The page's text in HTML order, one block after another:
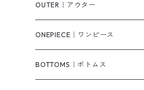
Tシャツ/カットソー
シャツ/ブラウス
ベスト/チョッキ
OUTER｜アウター
ジャケット/ブルゾン
コート
ONEPIECE｜ワンピース
柄
BOTTOMS｜ボトムス